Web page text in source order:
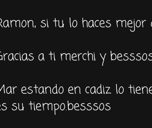
si tu lo haces mejor
a ti merchi y
estando en cadiz lo
su tiempo.besssos